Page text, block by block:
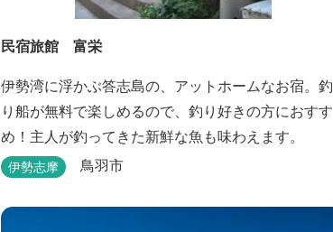
民宿旅館 富栄
伊勢湾に浮かぶ答志島の、アットホームなお宿。釣
り船が無料で楽しめるので、釣り好きの方におすす
め！主人が釣ってきた新鮮な魚も味わえます。
伊勢志摩 鳥羽市